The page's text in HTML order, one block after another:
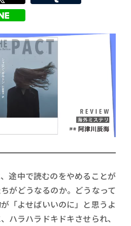
途中で読むのをやめることが
がどうなるのか。どうなって
「よせばいいのに」と思うよ
ハラハラドキドキさせられ、